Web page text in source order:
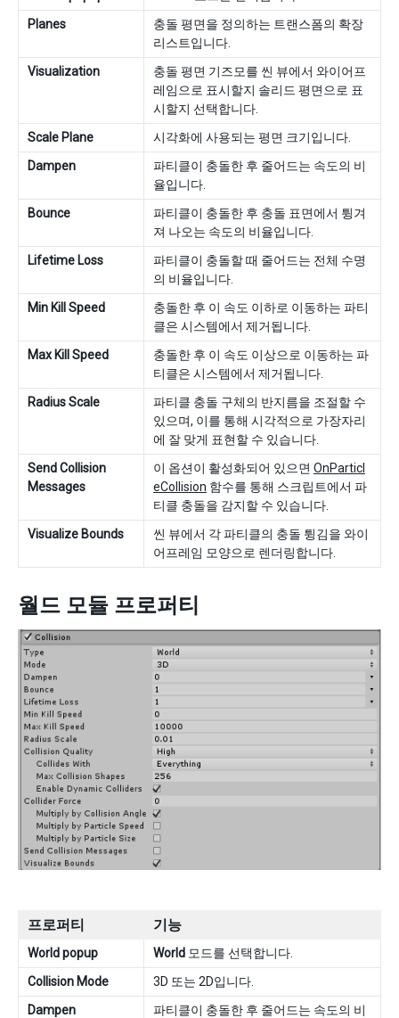
Planes
충돌 평면을 정의하는 트랜스폼의 확장
리스트입니다.
Visualization
충돌 평면 기즈모를 씬 뷰에서 와이어프
레임으로 표시할지 솔리드 평면으로 표
시할지 선택합니다.
Scale Plane
시각화에 사용되는 평면 크기입니다.
Dampen
파티클이 충돌한 후 줄어드는 속도의 비
율입니다.
Bounce
파티클이 충돌한 후 충돌 표면에서 튕겨
져 나오는 속도의 비율입니다.
Lifetime Loss
파티클이 충돌할 때 줄어드는 전체 수명
의 비율입니다.
Min Kill Speed
충돌한 후 이 속도 이하로 이동하는 파티
클은 시스템에서 제거됩니다.
Max Kill Speed
충돌한 후 이 속도 이상으로 이동하는 파
티클은 시스템에서 제거됩니다.
Radius Scale
파티클 충돌 구체의 반지름을 조절할 수
있으며, 이를 통해 시각적으로 가장자리
에 잘 맞게 표현할 수 있습니다.
Send Collision
Messages
이 옵션이 활성화되어 있으면 OnParticl
eCollision 함수를 통해 스크립트에서 파
티클 충돌을 감지할 수 있습니다.
Visualize Bounds
씬 뷰에서 각 파티클의 충돌 튕김을 와이
어프레임 모양으로 렌더링합니다.
월드 모듈 프로퍼티
프로퍼티 기능
World popup World 모드를 선택합니다.
Collision Mode
3D 또는 2D입니다.
Dampen
파티클이 충돌한 후 줄어드는 속도의 비